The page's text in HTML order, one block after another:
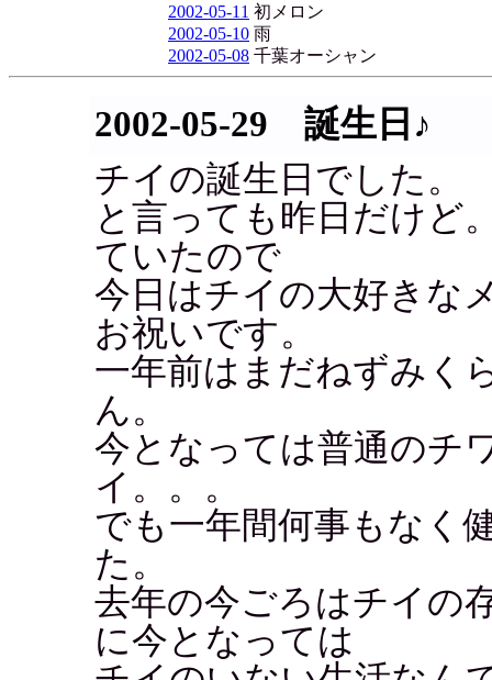
2002-05-11 初メロン
2002-05-10 雨
2002-05-08 千葉オーシャン
2002-05-29 誕生日♪
チイの誕生日でした。
と言っても昨日だけど
ていたので
今日はチイの大好きな
お祝いです。
一年前はまだねずみく
ん。
今となっては普通のチ
イ。。。
でも一年間何事もなく
た。
去年の今ごろはチイの
に今となっては